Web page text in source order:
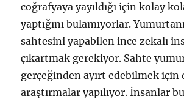
coğrafyaya yayıldığı için kolay
yaptığını bulamıyorlar.
sahtesini yapabilen ince zekalı
çıkartmak gerekiyor. Sahte
gerçeğinden ayırt edebilmek için
araştırmalar yapılıyor. İnsanlar